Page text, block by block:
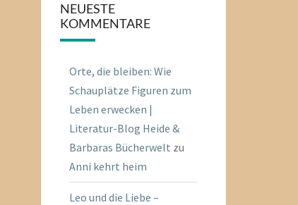
NEUESTE
KOMMENTARE
Orte, die bleiben: Wie
Schauplätze Figuren zum
Leben erwecken |
Literatur-Blog Heide &
Barbaras Bücherwelt zu
Anni kehrt heim
Leo und die Liebe –